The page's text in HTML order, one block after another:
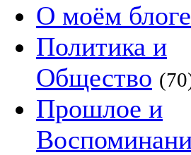
О моём блоге
Политика и
Общество
Прошлое и